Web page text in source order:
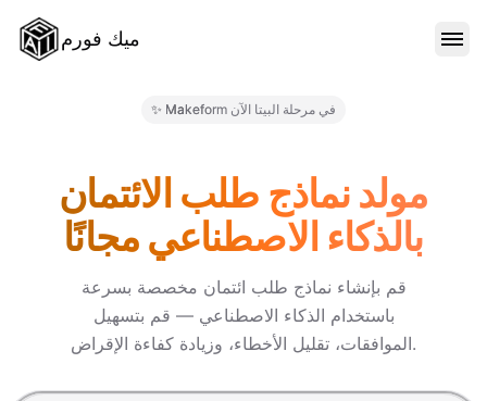
ميك فورم
المدونة
✨ Makeform في مرحلة البيتا الآن
مولد نماذج طلب الائتمان
بالذكاء الاصطناعي مجانًا
قم بإنشاء نماذج طلب ائتمان مخصصة بسرعة
باستخدام الذكاء الاصطناعي — قم بتسهيل
الموافقات، تقليل الأخطاء، وزيادة كفاءة الإقراض.